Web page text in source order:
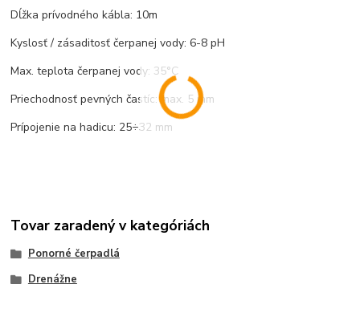
Dĺžka prívodného kábla: 10m
Kyslosť / zásaditosť čerpanej vody: 6-8 pH
Max. teplota čerpanej vody: 35°C
Priechodnosť pevných častíc: max. 5 mm
Prípojenie na hadicu: 25÷32 mm
Tovar zaradený v kategóriách
Ponorné čerpadlá
Drenážne